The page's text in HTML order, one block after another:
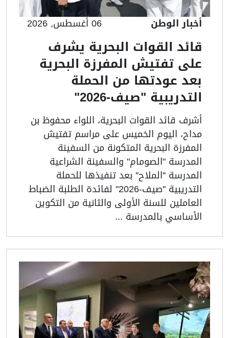
أخبار الوطن 06 أغسطس, 2026
قائد القوات البحرية يشرف
على تفتيش المفرزة البحرية
بعد عودتها من الحملة
التدريبية "صيف-2026"
أشرف قائد القوات البحرية، اللواء محفوظ بن
مداح، اليوم الخميس على مراسم تفتيش
المفرزة البحرية المتكونة من السفينة
المدرسة "الصومام" والسفينة الشراعية
المدرسة ''الملاح'' بعد تنفيذها للحملة
التدريبية ''صيف-2026'' لفائدة الطلبة الضباط
العاملين للسنة الأولى والثانية من التكوين
الأساسي بالمدرسة ...